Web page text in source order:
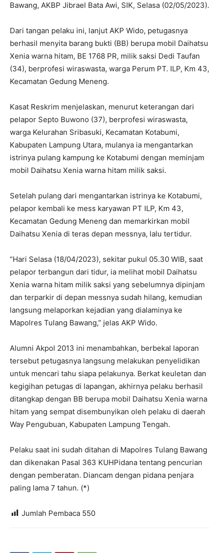
Bawang, AKBP Jibrael Bata Awi, SIK, Selasa (02/05/2023).
Dari tangan pelaku ini, lanjut AKP Wido, petugasnya
berhasil menyita barang bukti (BB) berupa mobil Daihatsu
Xenia warna hitam, BE 1768 PR, milik saksi Dedi Taufan
(34), berprofesi wiraswasta, warga Perum PT. ILP, Km 43,
Kecamatan Gedung Meneng.
Kasat Reskrim menjelaskan, menurut keterangan dari
pelapor Septo Buwono (37), berprofesi wiraswasta,
warga Kelurahan Sribasuki, Kecamatan Kotabumi,
Kabupaten Lampung Utara, mulanya ia mengantarkan
istrinya pulang kampung ke Kotabumi dengan meminjam
mobil Daihatsu Xenia warna hitam milik saksi.
Setelah pulang dari mengantarkan istrinya ke Kotabumi,
pelapor kembali ke mess karyawan PT ILP, Km 43,
Kecamatan Gedung Meneng dan memarkirkan mobil
Daihatsu Xenia di teras depan messnya, lalu tertidur.
“Hari Selasa (18/04/2023), sekitar pukul 05.30 WIB, saat
pelapor terbangun dari tidur, ia melihat mobil Daihatsu
Xenia warna hitam milik saksi yang sebelumnya dipinjam
dan terparkir di depan messnya sudah hilang, kemudian
langsung melaporkan kejadian yang dialaminya ke
Mapolres Tulang Bawang,” jelas AKP Wido.
Alumni Akpol 2013 ini menambahkan, berbekal laporan
tersebut petugasnya langsung melakukan penyelidikan
untuk mencari tahu siapa pelakunya. Berkat keuletan dan
kegigihan petugas di lapangan, akhirnya pelaku berhasil
ditangkap dengan BB berupa mobil Daihatsu Xenia warna
hitam yang sempat disembunyikan oleh pelaku di daerah
Way Pengubuan, Kabupaten Lampung Tengah.
Pelaku saat ini sudah ditahan di Mapolres Tulang Bawang
dan dikenakan Pasal 363 KUHPidana tentang pencurian
dengan pemberatan. Diancam dengan pidana penjara
paling lama 7 tahun. (*)
Jumlah Pembaca 550